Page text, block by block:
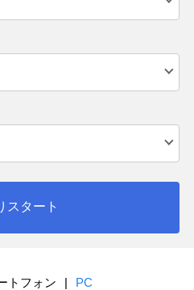
スタート
トフォン | PC